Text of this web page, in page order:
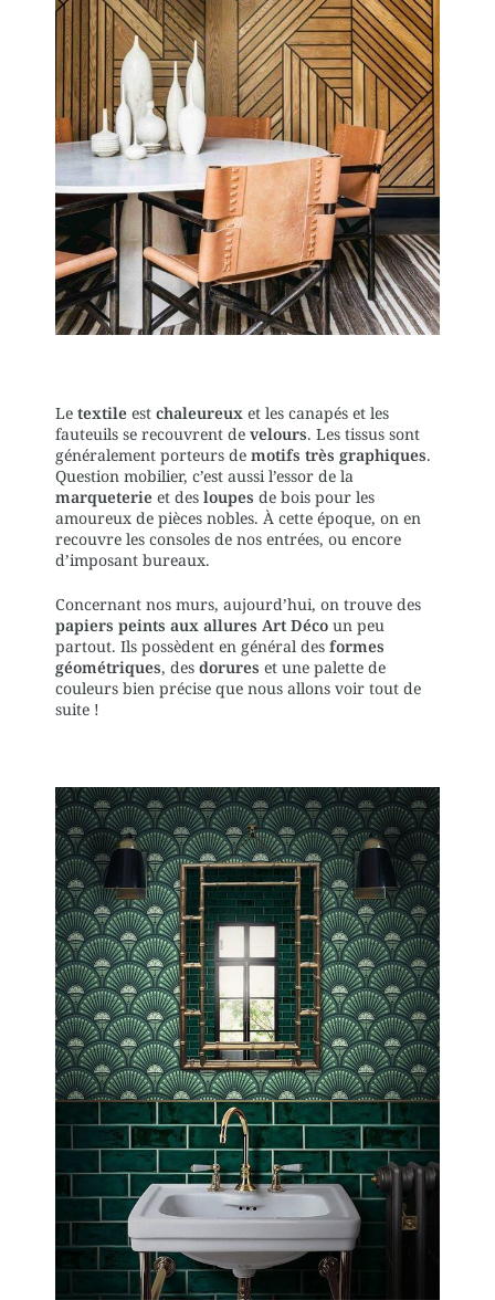
Le textile est chaleureux et les canapés et les
fauteuils se recouvrent de velours. Les tissus sont
généralement porteurs de motifs très graphiques.
Question mobilier, c’est aussi l’essor de la
marqueterie et des loupes de bois pour les
amoureux de pièces nobles. À cette époque, on en
recouvre les consoles de nos entrées, ou encore
d’imposant bureaux.
Concernant nos murs, aujourd’hui, on trouve des
papiers peints aux allures Art Déco un peu
partout. Ils possèdent en général des formes
géométriques, des dorures et une palette de
couleurs bien précise que nous allons voir tout de
suite !